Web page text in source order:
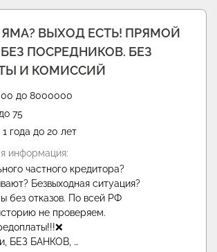
ВЫХОД ЕСТЬ! ПРЯМОЙ
ПОСРЕДНИКОВ. БЕЗ
И КОМИССИЙ
до 8000000
75
года до 20 лет
информация:
частного кредитора?
Безвыходная ситуация?
без отказов. По всей РФ
не проверяем.
БЕЗ БАНКОВ, …